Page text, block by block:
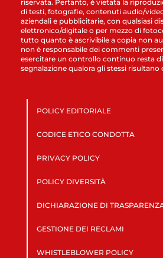
riservata. Pertanto, è vietata la
di testi, fotografie, contenuti audio/
aziendali e pubblicitarie, con qualsiasi
elettronico/digitale o per mezzo di
tutto quanto è ascrivibile a copia non
non è responsabile dei commenti
esercitare un controllo continuo resta
segnalazione qualora gli stessi risultano
POLICY EDITORIALE
CODICE ETICO CONDOTTA
PRIVACY POLICY
POLICY DIVERSITÀ
DICHIARAZIONE DI
GESTIONE DEI RECLAMI
WHISTLEBLOWER POLICY